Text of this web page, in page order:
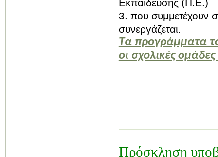
Εκπαίδευσης (Π.Ε.)
3. που συμμετέχουν
συνεργάζεται.
Τα προγράμματα
οι σχολικές ομάδες
Πρόσκληση